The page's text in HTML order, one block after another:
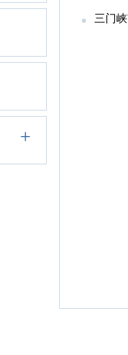
+
三门